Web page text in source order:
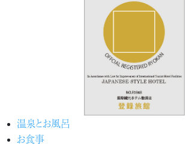
温泉とお風呂
お食事